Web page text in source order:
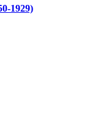
1929)